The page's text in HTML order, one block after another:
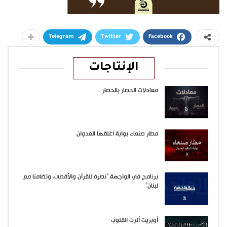
Facebook
Twitter
Telegram
الإنتاجات
معادلات الحصار بالحصار
مطار صنعاء بوابة اغلقها العدوان
برنامج في الواجهة “نصرة للقرآن والأقصى..وتضامنا مع
لبنان”
أوبريت أنرت القلوب